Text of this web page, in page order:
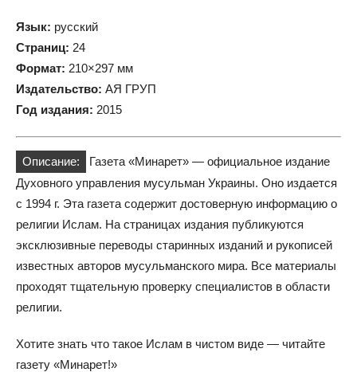
Язык: русский
Страниц: 24
Формат: 210×297 мм
Издательство: АЯ ГРУП
Год издания: 2015
Описание:
Газета «Минарет» — официальное издание
Духовного управления мусульман Украины. Оно издается
с 1994 г. Эта газета содержит достоверную информацию о
религии Ислам. На страницах издания публикуются
эксклюзивные переводы старинных изданий и рукописей
известных авторов мусульманского мира. Все материалы
проходят тщательную проверку специалистов в области
религии.
Хотите знать что такое Ислам в чистом виде — читайте
газету «Минарет!»